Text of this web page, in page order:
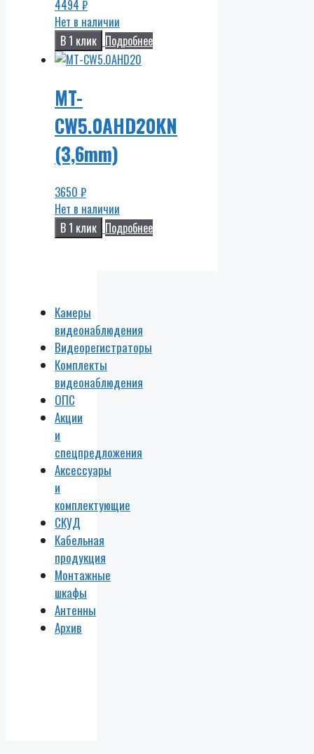
4494 ₽
Нет в наличии
В 1 клик Подробнее
MT-
CW5.0AHD20KN
(3,6mm)
3650 ₽
Нет в наличии
В 1 клик Подробнее
Камеры
видеонаблюдения
Видеорегистраторы
Комплекты
видеонаблюдения
ОПС
Акции
и
спецпредложения
Аксессуары
и
комплектующие
СКУД
Кабельная
продукция
Монтажные
шкафы
Антенны
Архив